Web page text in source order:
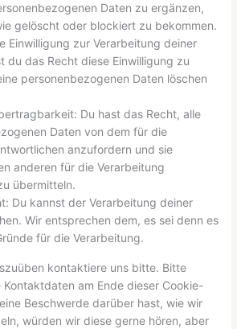
Daten zu ergänzen,
gelöscht oder blockiert zu bekommen.
Einwilligung zur Verarbeitung deiner
du das Recht diese Einwilligung zu
personenbezogenen Daten löschen
Du hast das Recht, alle
Daten von dem für die
anzufordern und sie
anderen für die Verarbeitung
übermitteln.
Du kannst der Verarbeitung deiner
Wir entsprechen dem, es sei denn es
für die Verarbeitung.
kontaktiere uns bitte. Bitte
am Ende dieser Cookie-
Beschwerde darüber hast, wie wir
würden wir diese gerne hören, aber